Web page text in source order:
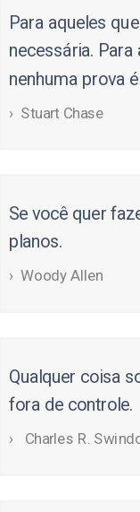
Para aqueles
necessária.
nenhuma prova
Stuart Chase
Se você quer
planos.
Woody Allen
Qualquer coisa
fora de controle.
Charles R.